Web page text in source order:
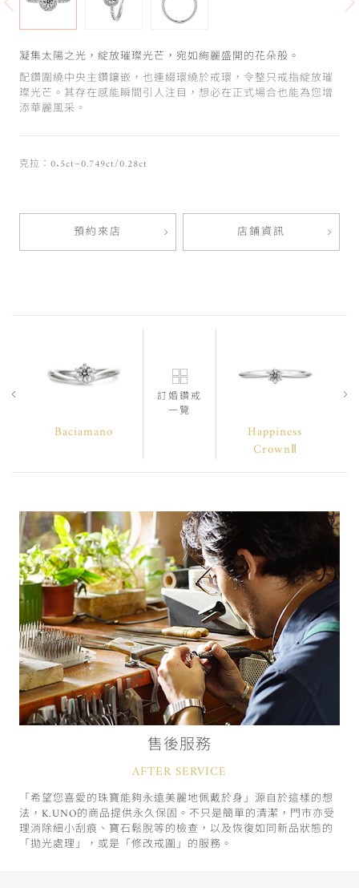
凝集太陽之光，綻放璀璨光芒，宛如絢麗盛開的花朵般。
配鑽圍繞中央主鑽鑲嵌，也連綴環繞於戒環，令整只戒指綻放璀
璨光芒。其存在感能瞬間引人注目，想必在正式場合也能為您增
添華麗風采。
克拉：0.5ct~0.749ct/0.28ct
預約來店 店鋪資訊
Baciamano
訂婚鑽戒
一覽
Happiness
CrownⅡ
售後服務
AFTER SERVICE
「希望您喜愛的珠寶能夠永遠美麗地佩戴於身」源自於這樣的想
法，K.UNO的商品提供永久保固。不只是簡單的清潔，門市亦受
理消除細小刮痕、寶石鬆脫等的檢查，以及恢復如同新品狀態的
「拋光處理」，或是「修改戒圍」的服務。